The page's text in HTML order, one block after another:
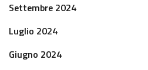
Settembre 2024
Luglio 2024
Giugno 2024